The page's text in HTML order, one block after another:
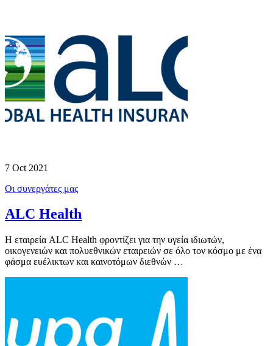
7 Oct 2021
Οι συνεργάτες μας
ALC Health
Η εταιρεία ALC Health φροντίζει για την υγεία ιδιωτών,
οικογενειών και πολυεθνικών εταιρειών σε όλο τον κόσμο με ένα
φάσμα ευέλικτων και καινοτόμων διεθνών …